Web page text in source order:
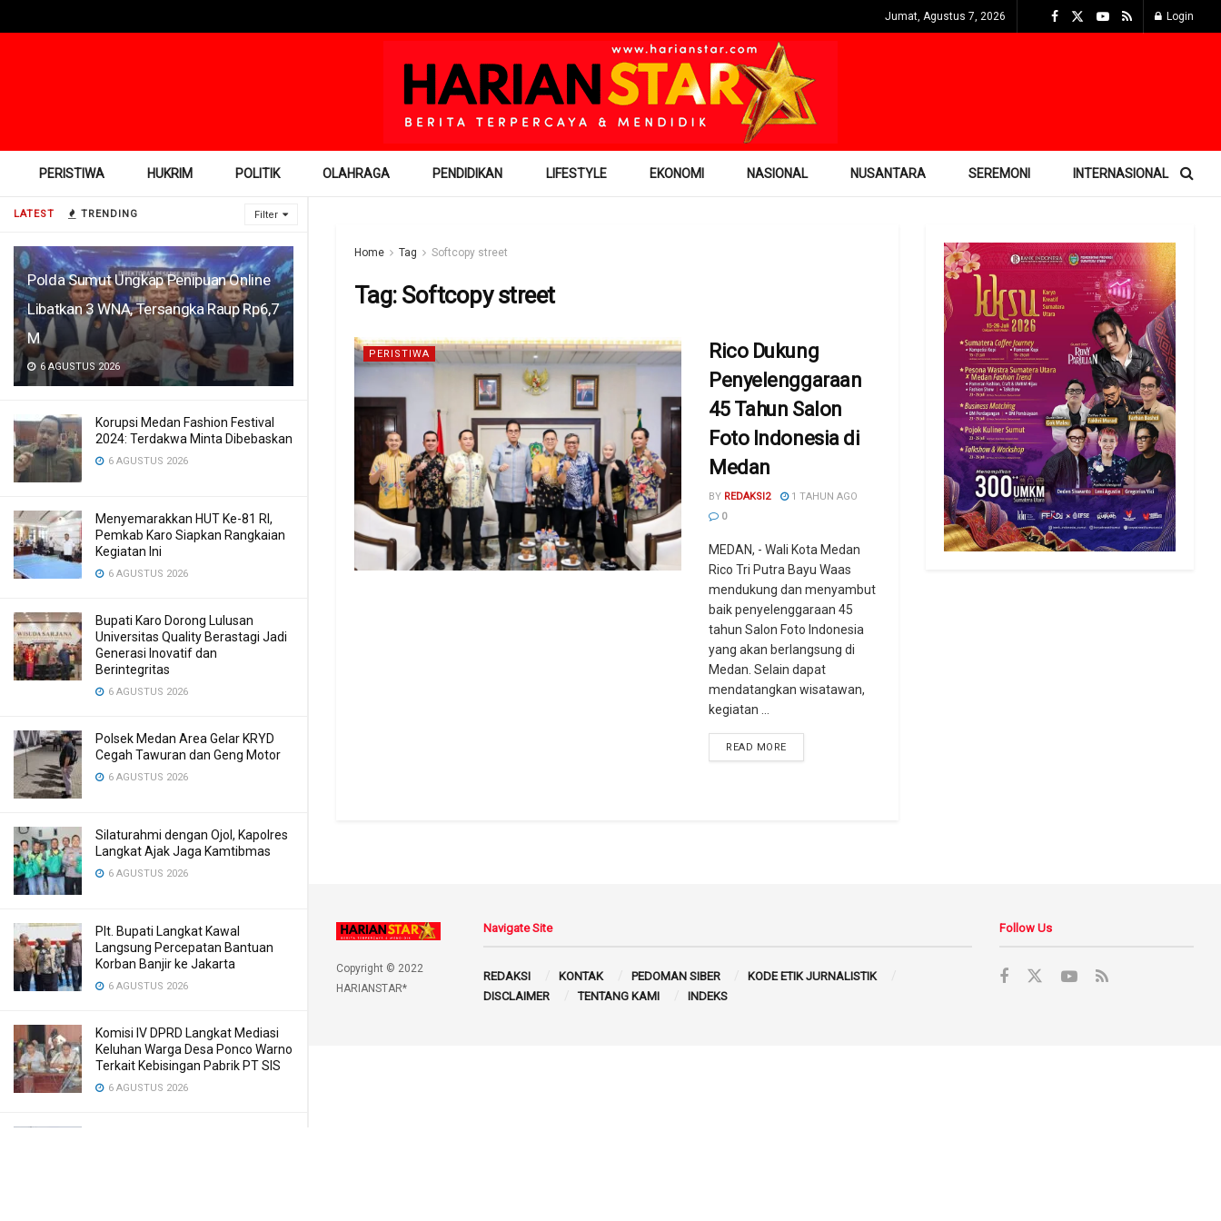
LATEST TRENDING Filter
Polda Sumut Ungkap Penipuan Online
Libatkan 3 WNA, Tersangka Raup Rp6,7
M
6 AGUSTUS 2026
Korupsi Medan Fashion Festival
2024: Terdakwa Minta Dibebaskan
6 AGUSTUS 2026
Menyemarakkan HUT Ke-81 RI,
Pemkab Karo Siapkan Rangkaian
Kegiatan Ini
6 AGUSTUS 2026
Bupati Karo Dorong Lulusan
Universitas Quality Berastagi Jadi
Generasi Inovatif dan
Berintegritas
6 AGUSTUS 2026
Polsek Medan Area Gelar KRYD
Cegah Tawuran dan Geng Motor
6 AGUSTUS 2026
Silaturahmi dengan Ojol, Kapolres
Langkat Ajak Jaga Kamtibmas
6 AGUSTUS 2026
Plt. Bupati Langkat Kawal
Langsung Percepatan Bantuan
Korban Banjir ke Jakarta
6 AGUSTUS 2026
Komisi IV DPRD Langkat Mediasi
Keluhan Warga Desa Ponco Warno
Terkait Kebisingan Pabrik PT SIS
6 AGUSTUS 2026
Jumat, Agustus 7, 2026 Login
PERISTIWA HUKRIM POLITIK OLAHRAGA PENDIDIKAN LIFESTYLE EKONOMI NASIONAL NUSANTARA SEREMONI INTERNASIONAL
Home Tag Softcopy street
Tag: Softcopy street
PERISTIWA
Rico Dukung
Penyelenggaraan
45 Tahun Salon
Foto Indonesia di
Medan
BY REDAKSI2
1 TAHUN AGO
0
MEDAN, - Wali Kota Medan
Rico Tri Putra Bayu Waas
mendukung dan menyambut
baik penyelenggaraan 45
tahun Salon Foto Indonesia
yang akan berlangsung di
Medan. Selain dapat
mendatangkan wisatawan,
kegiatan ...
READ MORE
Copyright © 2022
HARIANSTAR*
Navigate Site
REDAKSI KONTAK PEDOMAN SIBER
KODE ETIK JURNALISTIK
DISCLAIMER
TENTANG KAMI INDEKS
Follow Us